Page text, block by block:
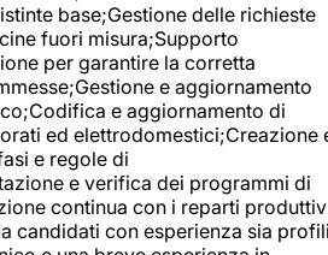
base;Gestione delle richieste
fuori misura;Supporto
per garantire la corretta
e aggiornamento
e aggiornamento di
ed elettrodomestici;Creazione
e regole di
e verifica dei programmi di
continua con i reparti
candidati con esperienza sia